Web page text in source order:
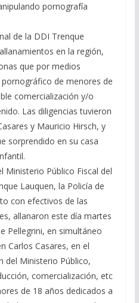
pornografía
de la DDI Trenque
en la región,
que por medios
de menores de
comercialización y/o
Las diligencias tuvieron
y Mauricio Hirsch, y
sorprendido en su casa
Ministerio Público Fiscal del
Lauquen, la Policía de
con efectivos de las
allanaron este día martes
Pellegrini, en simultáneo
Carlos Casares, en el
del Ministerio Público,
comercialización, etc
de 18 años dedicados a